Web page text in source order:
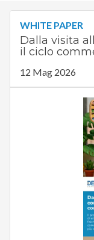
WHITE PAPER
Dalla visita
il ciclo
12 Mag 2026